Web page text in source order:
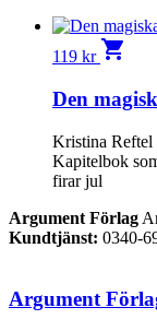
119 kr shopping_cart
Den
Kristina Reftel
Kapitelbok
firar jul
Argument Förlag
Kundtjänst: 0340-
Argument